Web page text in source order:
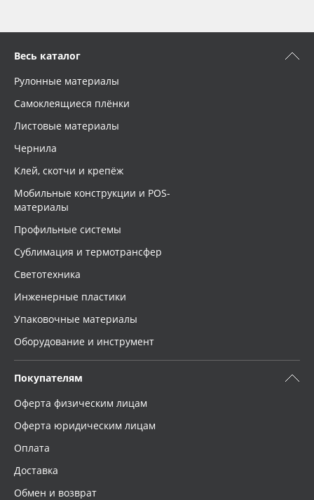
Весь каталог
Рулонные материалы
Самоклеящиеся плёнки
Листовые материалы
Чернила
Клей, скотчи и крепёж
Мобильные конструкции и POS-
материалы
Профильные системы
Сублимация и термотрансфер
Светотехника
Инженерные пластики
Упаковочные материалы
Оборудование и инструмент
Покупателям
Оферта физическим лицам
Оферта юридическим лицам
Оплата
Доставка
Обмен и возврат